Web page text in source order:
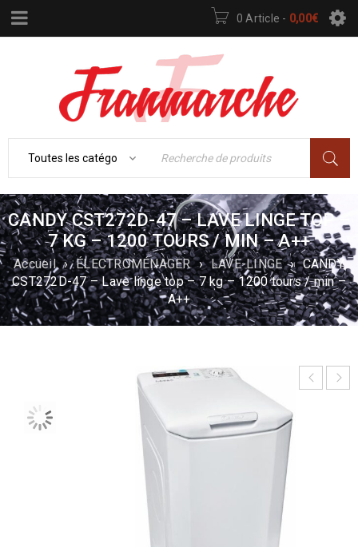
0 Article - 0,00€
CANDY CST272D-47 – LAVE LINGE TOP –
7 KG – 1200 TOURS / MIN – A++
Accueil › ÉLECTROMÉNAGER › LAVE-LINGE › CANDY
CST272D-47 – Lave linge top – 7 kg – 1200 tours / min –
A++